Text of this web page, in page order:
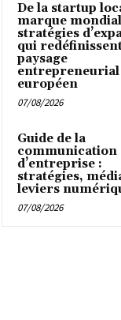
De la startup
marque
stratégies
qui
paysage
entrepreneurial
européen
07/08/2026
Guide de la
communication
d’entreprise :
stratégies,
leviers
07/08/2026